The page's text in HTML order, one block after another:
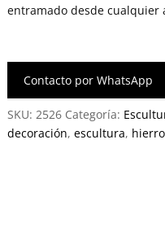
entramado desde cualquier
Contacto por WhatsApp
SKU: 2526 Categoría:
decoración, escultura, hierro